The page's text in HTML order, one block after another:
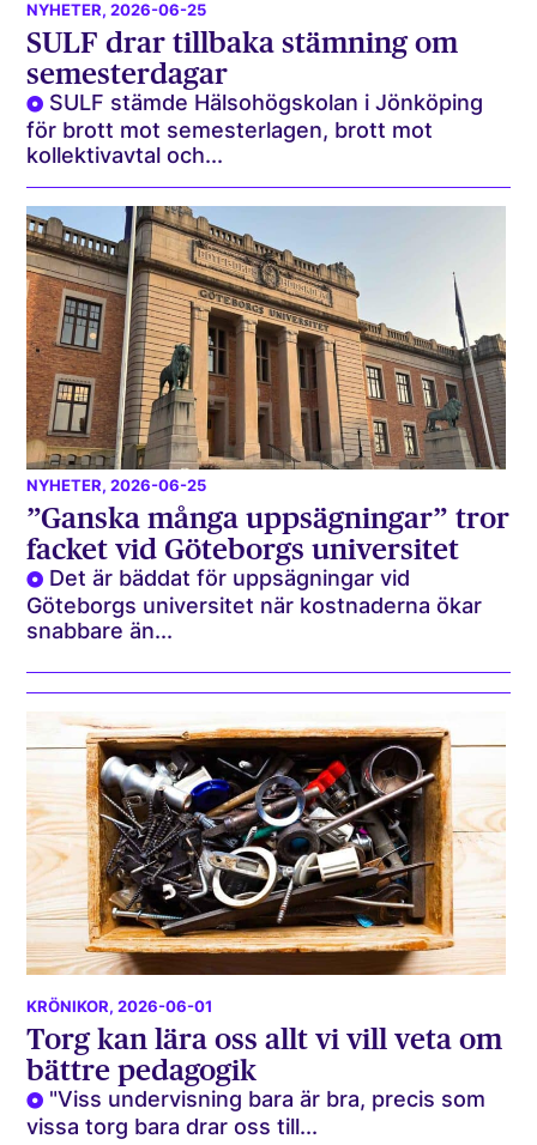
NYHETER, 2026-06-25
SULF drar tillbaka stämning om
semesterdagar
SULF stämde Hälsohögskolan i Jönköping
för brott mot semesterlagen, brott mot
kollektivavtal och...
NYHETER, 2026-06-25
”Ganska många uppsägningar” tror
facket vid Göteborgs universitet
Det är bäddat för uppsägningar vid
Göteborgs universitet när kostnaderna ökar
snabbare än...
KRÖNIKOR, 2026-06-01
Torg kan lära oss allt vi vill veta om
bättre pedagogik
"Viss undervisning bara är bra, precis som
vissa torg bara drar oss till...